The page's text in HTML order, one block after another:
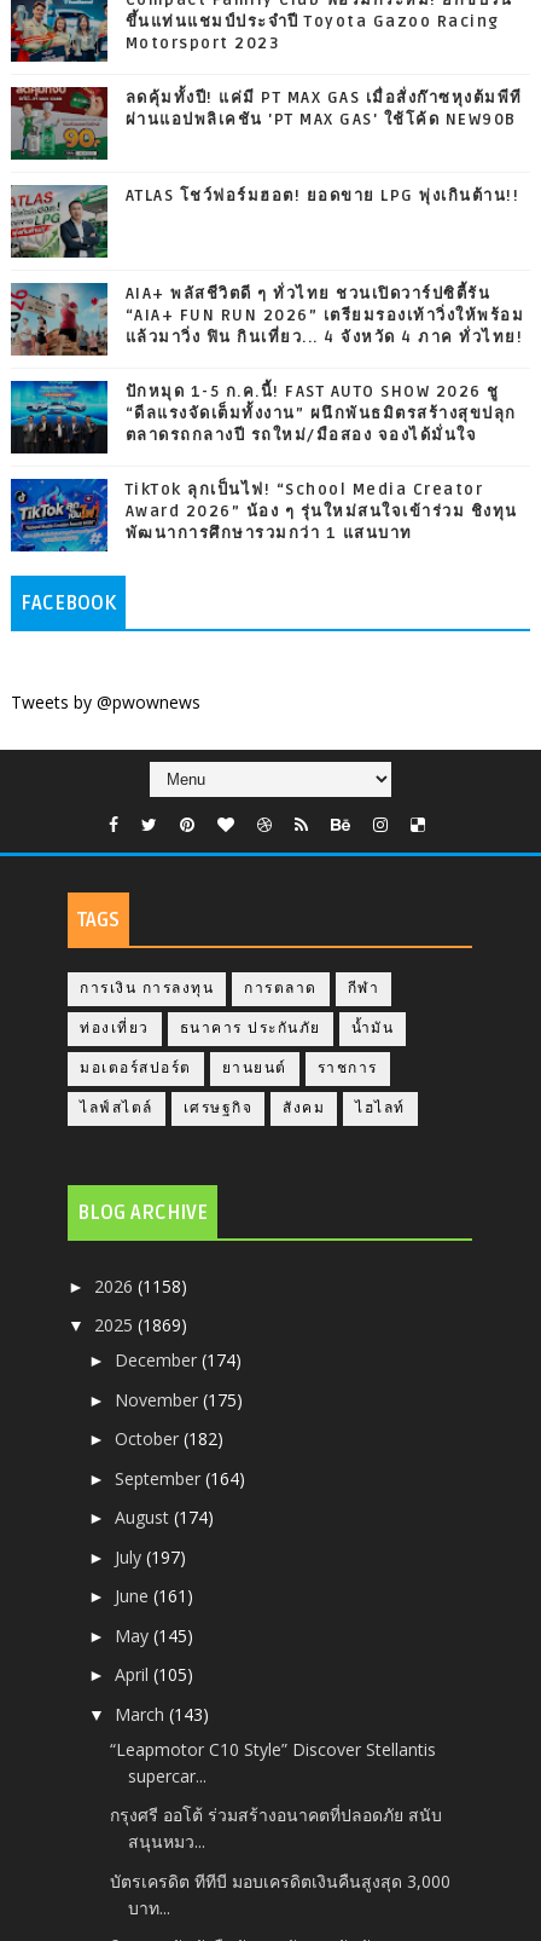
ขึ้นแท่นแชมป์ประจำปี Toyota Gazoo Racing
Motorsport 2023
ลดคุ้มทั้งปี! แค่มี PT MAX GAS เมื่อสั่งก๊าซหุงต้มพีที
ผ่านแอปพลิเคชัน 'PT MAX GAS' ใช้โค้ด NEW90B
ATLAS โชว์ฟอร์มฮอต! ยอดขาย LPG พุ่งเกินต้าน!!
AIA+ พลัสชีวิตดี ๆ ทั่วไทย ชวนเปิดวาร์ปซิตี้รัน
“AIA+ FUN RUN 2026” เตรียมรองเท้าวิ่งให้พร้อม
แล้วมาวิ่ง ฟิน กินเที่ยว... 4 จังหวัด 4 ภาค ทั่วไทย!
ปักหมุด 1-5 ก.ค.นี้! FAST AUTO SHOW 2026 ชู
“ดีลแรงจัดเต็มทั้งงาน” ผนึกพันธมิตรสร้างสุขปลุก
ตลาดรถกลางปี รถใหม่/มือสอง จองได้มั่นใจ
TikTok ลุกเป็นไฟ! “School Media Creator
Award 2026” น้อง ๆ รุ่นใหม่สนใจเข้าร่วม ชิงทุน
พัฒนาการศึกษารวมกว่า 1 แสนบาท
FACEBOOK
Tweets by @pwownews
TAGS
การเงิน การลงทุน การตลาด กีฬา
ท่องเที่ยว ธนาคาร ประกันภัย น้ำมัน
มอเตอร์สปอร์ต ยานยนต์ ราชการ
ไลฟ์สไตล์ เศรษฐกิจ สังคม ไฮไลท์
BLOG ARCHIVE
► 2026(1158)
▼ 2025(1869)
► December(174)
► November(175)
►October(182)
►September(164)
►August(174)
► July(197)
► June(161)
► May(145)
►April(105)
▼ March(143)
“Leapmotor C10 Style” Discover Stellantis
supercar...
กรุงศรี ออโต้ ร่วมสร้างอนาคตที่ปลอดภัย สนับ
สนุนหมว...
บัตรเครดิต ทีทีบี มอบเครดิตเงินคืนสูงสุด 3,000
บาท...